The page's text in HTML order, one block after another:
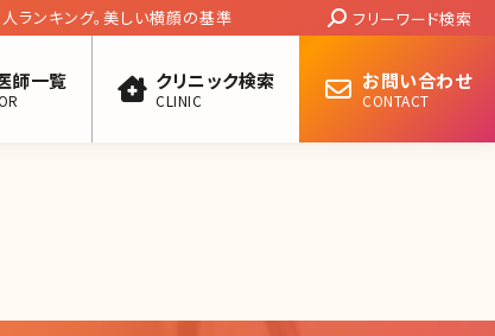
人ランキング。美しい横顔の基準 Search:
フリーワード検索
師一覧 クリニック検索
CLINIC
お問い合わせ
CONTACT